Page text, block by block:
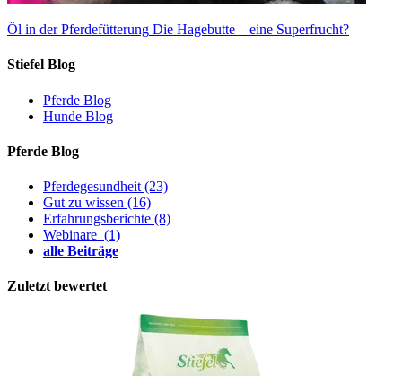
Öl in der Pferdefütterung Die Hagebutte – eine Superfrucht?
Stiefel Blog
Pferde Blog
Hunde Blog
Pferde Blog
Pferdegesundheit (23)
Gut zu wissen (16)
Erfahrungsberichte (8)
Webinare (1)
alle Beiträge
Zuletzt bewertet